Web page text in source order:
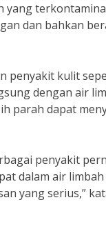
yang
dan bahkan
penyakit kulit
dengan air
parah dapat
penyakit
dalam air
yang serius,”